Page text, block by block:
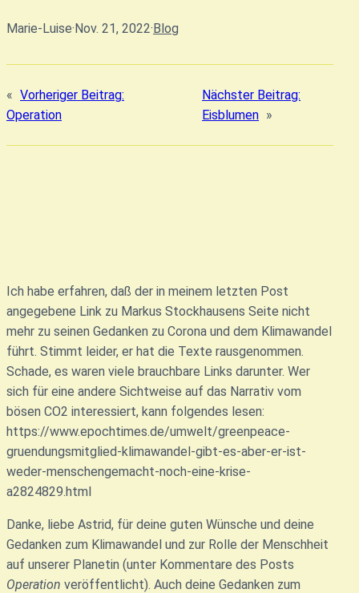
Marie-Luise·Nov. 21, 2022·Blog
« Vorheriger Beitrag:
Operation
Nächster Beitrag:
Eisblumen »
Ich habe erfahren, daß der in meinem letzten Post
angegebene Link zu Markus Stockhausens Seite nicht
mehr zu seinen Gedanken zu Corona und dem Klimawandel
führt. Stimmt leider, er hat die Texte rausgenommen.
Schade, es waren viele brauchbare Links darunter. Wer
sich für eine andere Sichtweise auf das Narrativ vom
bösen CO2 interessiert, kann folgendes lesen:
https://www.epochtimes.de/umwelt/greenpeace-
gruendungsmitglied-klimawandel-gibt-es-aber-er-ist-
weder-menschengemacht-noch-eine-krise-
a2824829.html
Danke, liebe Astrid, für deine guten Wünsche und deine
Gedanken zum Klimawandel und zur Rolle der Menschheit
auf unserer Planetin (unter Kommentare des Posts
Operation veröffentlicht). Auch deine Gedanken zum